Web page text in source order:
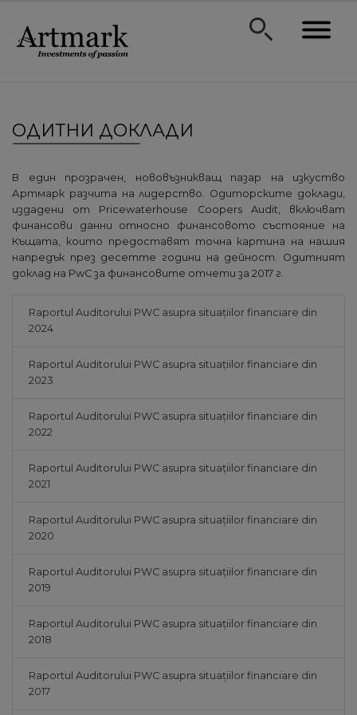
ОДИТНИ ДОКЛАДИ
В един прозрачен, нововъзникващ пазар на изкуство
Артмарк разчита на лидерство. Одиторските доклади,
издадени от Pricewaterhouse Coopers Audit, включват
финансови данни относно финансовото състояние на
Къщата, които предоставят точна картина на нашия
напредък през десетте години на дейност. Одитният
доклад на PwC за финансовите отчети за 2017 г.
Raportul Auditorului PWC asupra situațiilor financiare din
2024
Raportul Auditorului PWC asupra situațiilor financiare din
2023
Raportul Auditorului PWC asupra situațiilor financiare din
2022
Raportul Auditorului PWC asupra situațiilor financiare din
2021
Raportul Auditorului PWC asupra situațiilor financiare din
2020
Raportul Auditorului PWC asupra situațiilor financiare din
2019
Raportul Auditorului PWC asupra situațiilor financiare din
2018
Raportul Auditorului PWC asupra situațiilor financiare din
2017